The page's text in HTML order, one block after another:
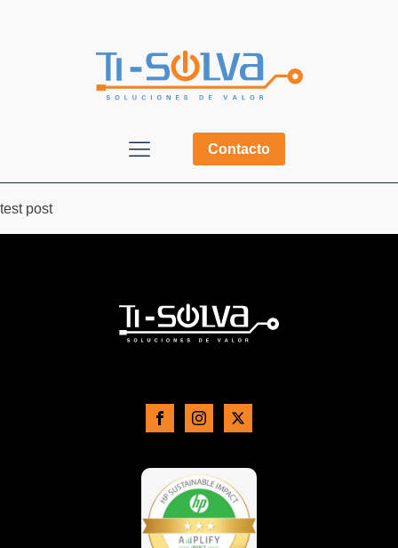
Contacto
test post